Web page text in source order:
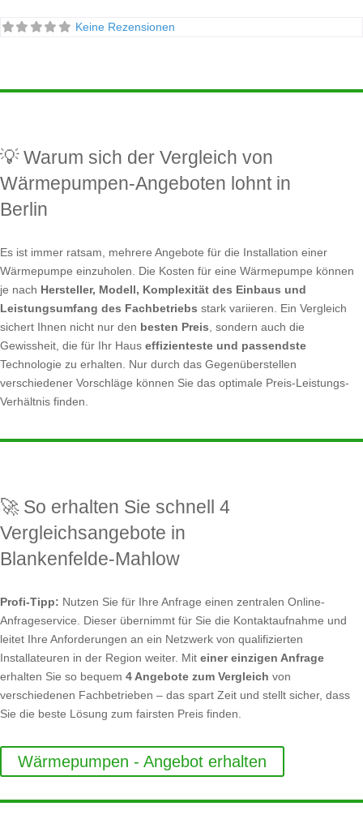
Keine Rezensionen
💡 Warum sich der Vergleich von
Wärmepumpen-Angeboten lohnt in
Berlin
Es ist immer ratsam, mehrere Angebote für die Installation einer
Wärmepumpe einzuholen. Die Kosten für eine Wärmepumpe können
je nach Hersteller, Modell, Komplexität des Einbaus und
Leistungsumfang des Fachbetriebs stark variieren. Ein Vergleich
sichert Ihnen nicht nur den besten Preis, sondern auch die
Gewissheit, die für Ihr Haus effizienteste und passendste
Technologie zu erhalten. Nur durch das Gegenüberstellen
verschiedener Vorschläge können Sie das optimale Preis-Leistungs-
Verhältnis finden.
🚀 So erhalten Sie schnell 4
Vergleichsangebote in
Blankenfelde-Mahlow
Profi-Tipp: Nutzen Sie für Ihre Anfrage einen zentralen Online-
Anfrageservice. Dieser übernimmt für Sie die Kontaktaufnahme und
leitet Ihre Anforderungen an ein Netzwerk von qualifizierten
Installateuren in der Region weiter. Mit einer einzigen Anfrage
erhalten Sie so bequem 4 Angebote zum Vergleich von
verschiedenen Fachbetrieben – das spart Zeit und stellt sicher, dass
Sie die beste Lösung zum fairsten Preis finden.
Wärmepumpen - Angebot erhalten